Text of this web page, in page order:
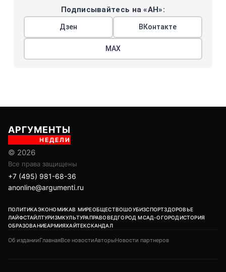
Подписывайтесь на «АН»:
Дзен ВКонтакте
МАХ
АРГУМЕНТЫ
НЕДЕЛИ
© 2026
Все права защищены
+7 (495) 981-68-36
anonline@argumenti.ru
ПОЛИТИКАЭКОНОМИКАВ МИРЕОБЩЕСТВОШОУБИЗСПОРТЗДОРОВЬЕ
ЛАЙФСТАЙЛТУРИЗМКУЛЬТУРАПРАВОВЕДГОРОД МСАД-ОГОРОДИСТОРИЯ
ОБРАЗОВАНИЕАРМИЯХАЙТЕКСКАНДАЛ
Об изданииГлавнаяВсе новостиАвторыНовости партнеров